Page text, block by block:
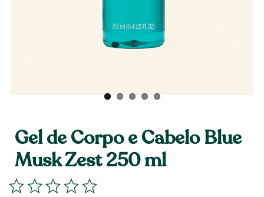
Gel de Corpo e Cabelo Blue
Musk Zest 250 ml